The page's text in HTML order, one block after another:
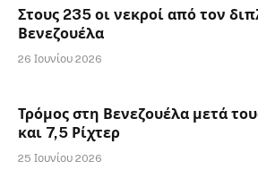
Στους 235 οι νεκροί από τον
Βενεζουέλα
26 Ιουνίου 2026
Τρόμος στη Βενεζουέλα μετά
και 7,5 Ρίχτερ
25 Ιουνίου 2026